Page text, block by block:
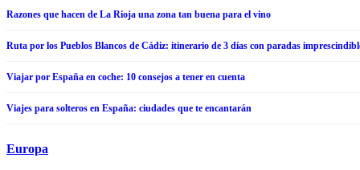
Razones que hacen de La Rioja una zona tan buena para el vino
Ruta por los Pueblos Blancos de Cádiz: itinerario de 3 días con paradas
Viajar por España en coche: 10 consejos a tener en cuenta
Viajes para solteros en España: ciudades que te encantarán
Europa